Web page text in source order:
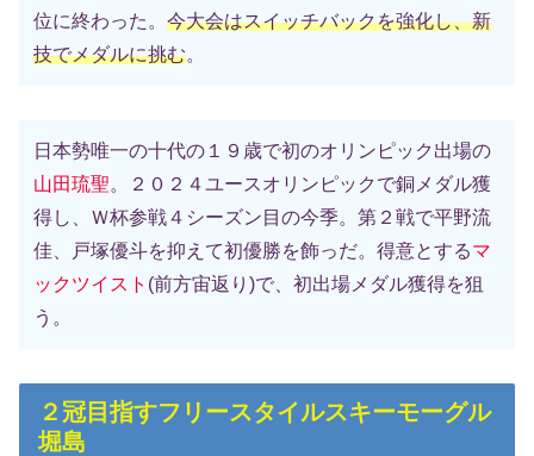
位に終わった。 今大会はスイッチバックを強化し、新
技でメダルに挑む。
日本勢唯一の十代の１９歳で初のオリンピック出場の
山田琉聖。２０２４ユースオリンピックで銅メダル獲
得し、Ｗ杯参戦４シーズン目の今季。第２戦で平野流
佳、戸塚優斗を抑えて初優勝を飾っだ。得意とするマ
ックツイスト (前方宙返り)で、初出場メダル獲得を狙
う。
２冠目指すフリースタイルスキーモーグル
堀島